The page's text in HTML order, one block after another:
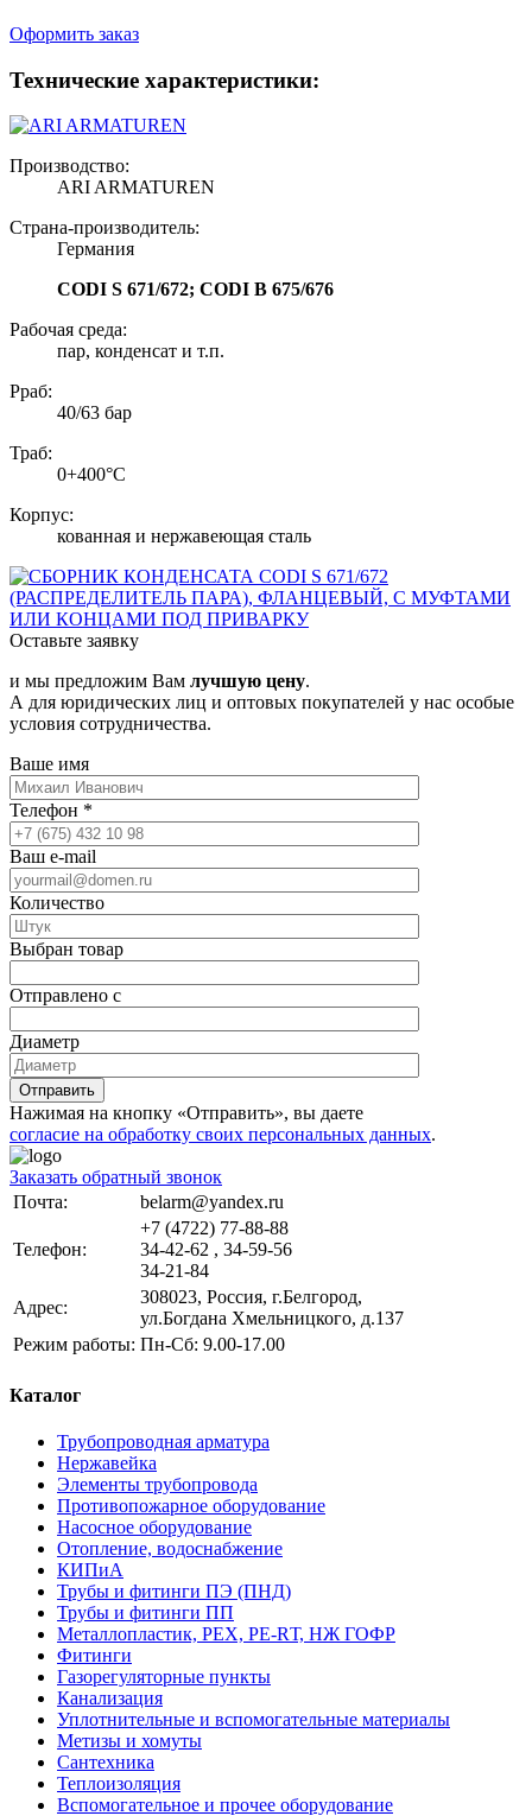
Оформить заказ
Технические характеристики:
Производство:
ARI ARMATUREN
Страна-производитель:
Германия
CODI S 671/672; CODI B 675/676
Рабочая среда:
пар, конденсат и т.п.
Рраб:
40/63 бар
Траб:
0+400°С
Корпус:
кованная и нержавеющая сталь
Оставьте заявку
и мы предложим Вам лучшую цену.
А для юридических лиц и оптовых покупателей у нас особые
условия сотрудничества.
Ваше имя
Телефон *
Ваш e-mail
Количество
Выбран товар
Отправлено с
Диаметр
Отправить
Нажимая на кнопку «Отправить», вы даете
согласие на обработку своих персональных данных.
Заказать обратный звонок
Почта:
belarm@yandex.ru
Телефон:
+7 (4722) 77-88-88
34-42-62 , 34-59-56
34-21-84
Адрес:
308023, Россия, г.Белгород,
ул.Богдана Хмельницкого, д.137
Режим работы: Пн-Сб: 9.00-17.00
Каталог
Трубопроводная арматура
Нержавейка
Элементы трубопровода
Противопожарное оборудование
Насосное оборудование
Отопление, водоснабжение
КИПиА
Трубы и фитинги ПЭ (ПНД)
Трубы и фитинги ПП
Металлопластик, РЕХ, РЕ-RТ, НЖ ГОФР
Фитинги
Газорегуляторные пункты
Канализация
Уплотнительные и вспомогательные материалы
Метизы и хомуты
Сантехника
Теплоизоляция
Вспомогательное и прочее оборудование